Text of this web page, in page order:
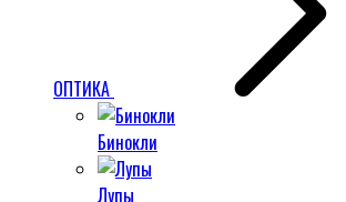
ОПТИКА
Бинокли
Лупы